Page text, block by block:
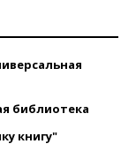
библиотека
книгу"